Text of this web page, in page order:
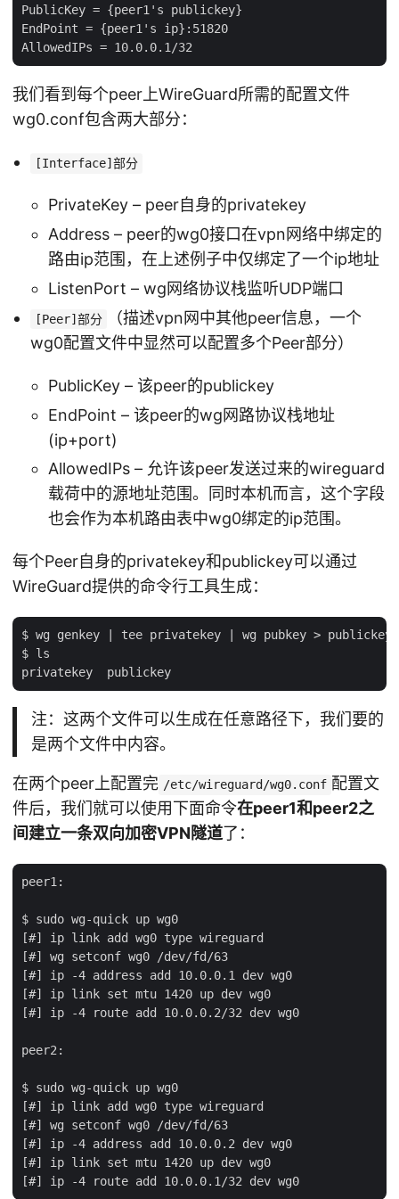
PublicKey = {peer1's publickey}
EndPoint = {peer1's ip}:51820
我们看到每个peer上WireGuard所需的配置文件
wg0.conf包含两大部分：
[Interface]部分
PrivateKey – peer自身的privatekey
Address – peer的wg0接口在vpn网络中绑定的
路由ip范围，在上述例子中仅绑定了一个ip地址
ListenPort – wg网络协议栈监听UDP端口
[Peer]部分
（描述vpn网中其他peer信息，一个
wg0配置文件中显然可以配置多个Peer部分）
PublicKey – 该peer的publickey
EndPoint – 该peer的wg网路协议栈地址
(ip+port)
AllowedIPs – 允许该peer发送过来的wireguard
载荷中的源地址范围。同时本机而言，这个字段
也会作为本机路由表中wg0绑定的ip范围。
每个Peer自身的privatekey和publickey可以通过
WireGuard提供的命令行工具生成：
$ wg genkey | tee privatekey | wg pubkey > publickey
$ ls
注：这两个文件可以生成在任意路径下，我们要的
是两个文件中内容。
在两个peer上配置完 /etc/wireguard/wg0.conf 配置文
件后，我们就可以使用下面命令在peer1和peer2之
间建立一条双向加密VPN隧道了：
peer1:
$ sudo wg-quick up wg0
[#] ip link add wg0 type wireguard
[#] wg setconf wg0 /dev/fd/63
[#] ip -4 address add 10.0.0.1 dev wg0
[#] ip link set mtu 1420 up dev wg0
[#] ip -4 route add 10.0.0.2/32 dev wg0
peer2:
$ sudo wg-quick up wg0
[#] ip link add wg0 type wireguard
[#] wg setconf wg0 /dev/fd/63
[#] ip -4 address add 10.0.0.2 dev wg0
[#] ip link set mtu 1420 up dev wg0